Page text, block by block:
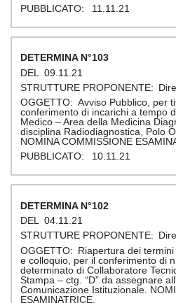
11.11.21
103
09.11.21
Avviso Pubblico, per
conferimento di incarichi a tempo
Medico – Area della Medicina
disciplina Radiodiagnostica, Polo
NOMINA COMMISSIONE
10.11.21
102
04.11.21
Riapertura dei
e colloquio, per il conferimento di
determinato di Collaboratore
Stampa – ctg. “D” da assegnare
Comunicazione Istituzionale.
ESAMINATRICE.